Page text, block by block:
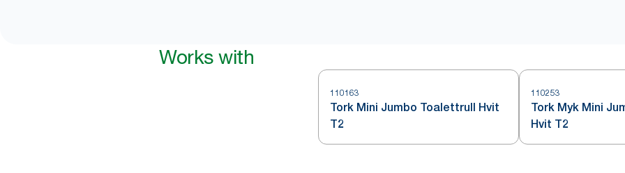
Works with
110163
Tork Mini Jumbo Toalettrull Hvit
T2
110253
Tork Myk Mini
Hvit T2